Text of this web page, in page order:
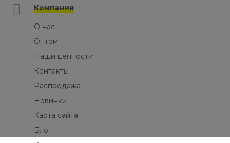
Компания
О нас
Оптом
Наши ценности
Контакты
Распродажа
Новинки
Карта сайта
Блог